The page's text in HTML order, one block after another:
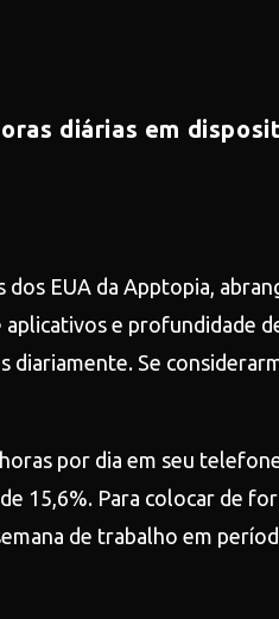
diárias em
EUA da Apptopia,
e profundidade
diariamente. Se
por dia em seu
15,6%. Para colocar de
de trabalho em